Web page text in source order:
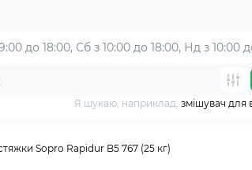
до 18:00, Сб з 10:00 до 18:00, Нд з 10:00
Я шукаю, наприклад, змішувач для
Sopro Rapidur B5 767 (25 кг)